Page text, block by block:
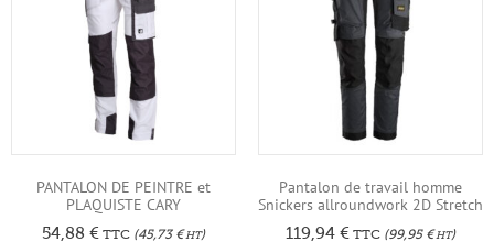
PANTALON DE PEINTRE et
PLAQUISTE CARY
54,88 € TTC (45,73 €HT)
Pantalon de travail homme
Snickers allroundwork 2D Stretch
119,94 € TTC (99,95 €HT)